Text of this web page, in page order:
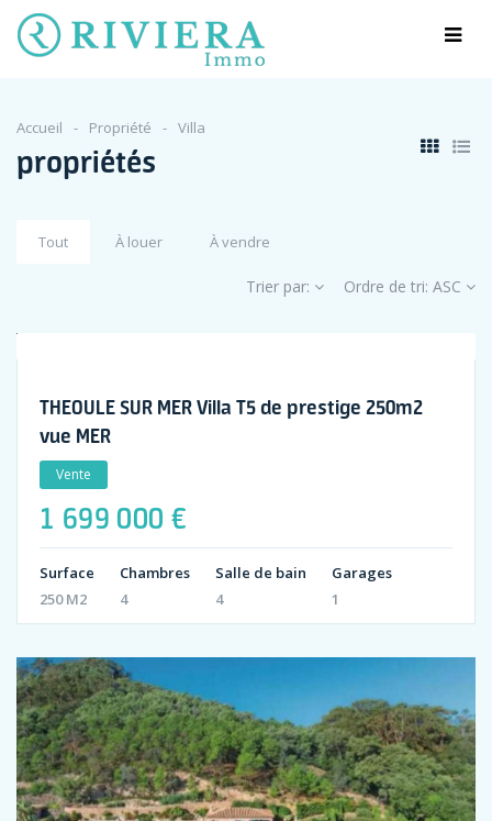
Accueil Propriété Villa
propriétés
Tout À louer À vendre
Trier par: Ordre de tri: ASC
THEOULE SUR MER Villa T5 de prestige 250m2
vue MER
Vente
1 699 000 €
Surface
250 M2
Chambres
4
Salle de bain
4
Garages
1